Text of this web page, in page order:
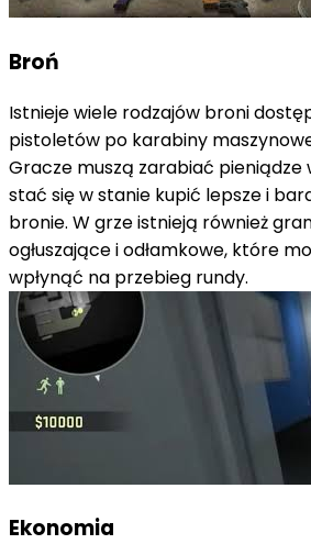
Broń
Istnieje wiele rodzajów broni
pistoletów po karabiny
Gracze muszą zarabiać pieniądze
stać się w stanie kupić lepsze i
bronie. W grze istnieją również
ogłuszające i odłamkowe, które
wpłynąć na przebieg rundy.
Ekonomia